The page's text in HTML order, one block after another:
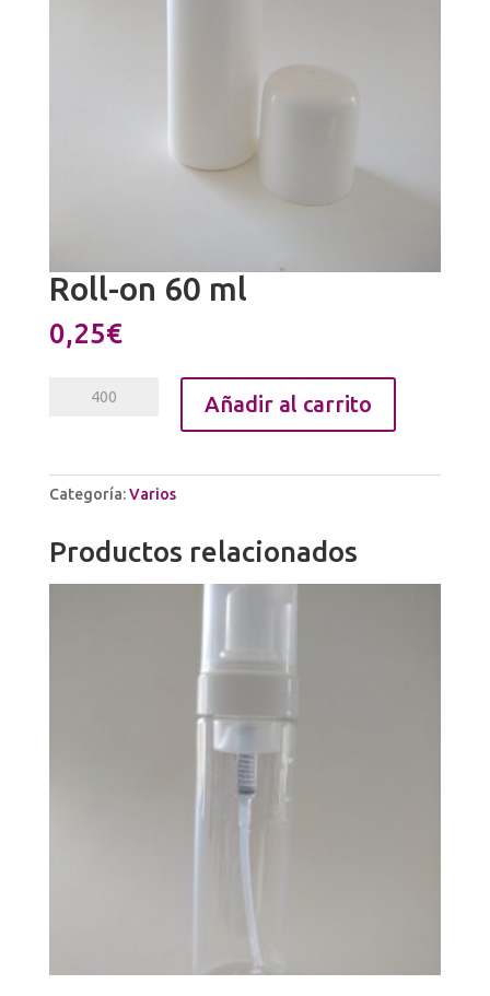
Roll-on 60 ml
0,25€
cantidad
Añadir al carrito
Categoría:Varios
Productos relacionados